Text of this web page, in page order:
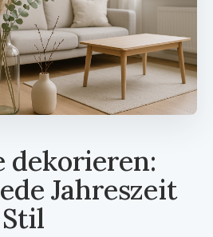
dekorieren:
Jahreszeit